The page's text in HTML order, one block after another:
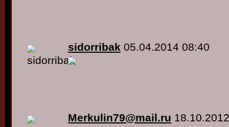
sidorribak 05.04.2014 08:40
Merkulin79@mail.ru